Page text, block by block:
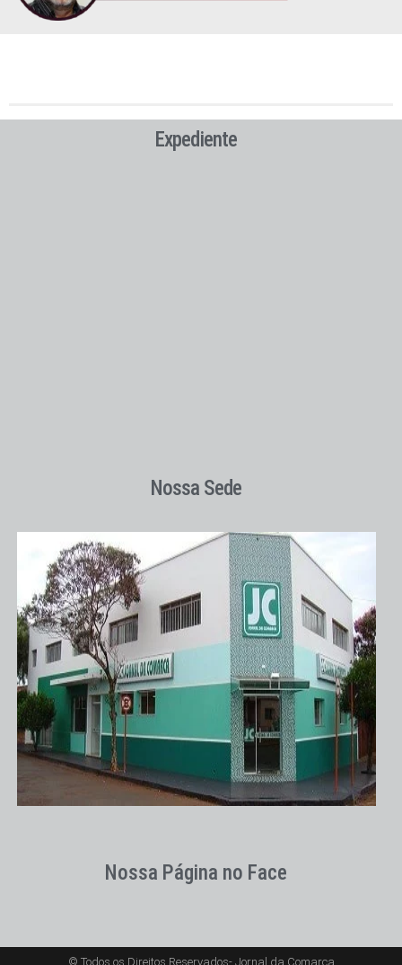
Expediente
Nossa Sede
Nossa Página no Face
© Todos os Direitos Reservados- Jornal da Comarca